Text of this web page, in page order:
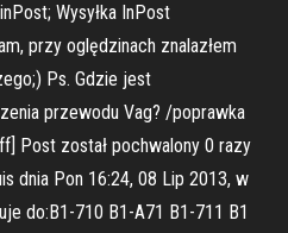
Wysyłka InPost
przy oględzinach znalazłem
Ps. Gdzie jest
przewodu Vag? /poprawka
Post został pochwalony 0 razy
dnia Pon 16:24, 08 Lip 2013, w
do:B1-710 B1-A71 B1-711 B1